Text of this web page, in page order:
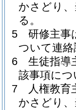
かさどり
る。
5
研修主事
ついて連
6
生徒指導
該事項に
7
人権教
かさどり